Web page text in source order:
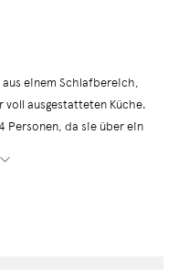
aus einem Schlafbereich,
voll ausgestatteten Küche.
Personen, da sie über ein